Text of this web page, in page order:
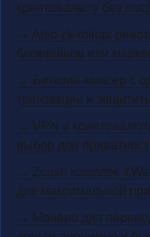
криптовалюту без
→ Aleo zk-rollup:
блокчейнов или
→ Биткоин-миксер с
транзакции и
→ VPN и
выбор для
→ Zcash кошелёк
для максимальной
→ Монеро для